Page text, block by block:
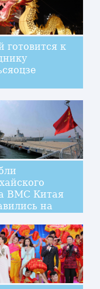
готовится к
ВМС Китая
на